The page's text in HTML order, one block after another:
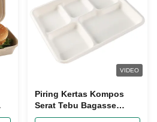
VIDEO
Piring Kertas Kompos
Serat Tebu Bagasse
Dengan Pembagi